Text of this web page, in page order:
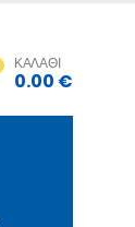
ΚΑΛΑΘΙ
0.00 €